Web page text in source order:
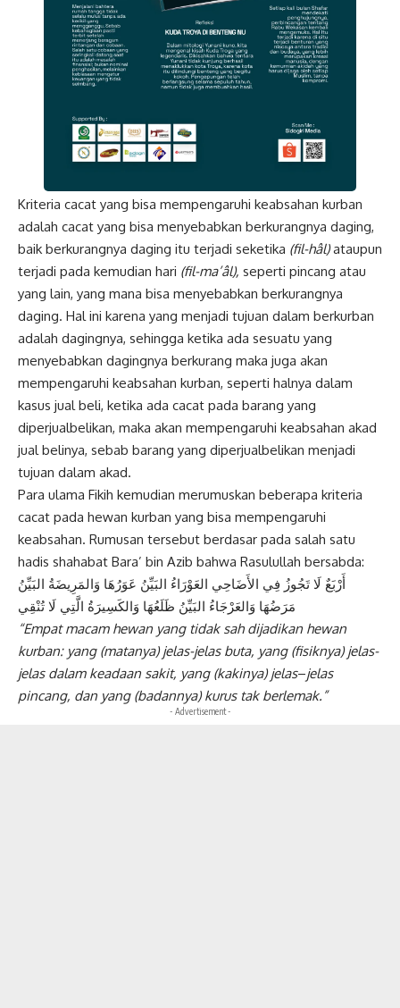
Kriteria cacat yang bisa mempengaruhi keabsahan kurban
adalah cacat yang bisa menyebabkan berkurangnya daging,
baik berkurangnya daging itu terjadi seketika (fil-hâl)ataupun
terjadi pada kemudian hari (fil-ma’âl), seperti pincang atau
yang lain, yang mana bisa menyebabkan berkurangnya
daging. Hal ini karena yang menjadi tujuan dalam berkurban
adalah dagingnya, sehingga ketika ada sesuatu yang
menyebabkan dagingnya berkurang maka juga akan
mempengaruhi keabsahan kurban, seperti halnya dalam
kasus jual beli, ketika ada cacat pada barang yang
diperjualbelikan, maka akan mempengaruhi keabsahan akad
jual belinya, sebab barang yang diperjualbelikan menjadi
tujuan dalam akad.
Para ulama Fikih kemudian merumuskan beberapa kriteria
cacat pada hewan kurban yang bisa mempengaruhi
keabsahan. Rumusan tersebut berdasar pada salah satu
hadis shahabat Bara’ bin Azib bahwa Rasulullah bersabda:
أَرْبَعٌ لَا تَجُوزُ فِي الأَضَاحِي العَوْرَاءُ البَيِّنُ عَوَرُهَا وَالمَرِيضَةُ البَيِّنُ
مَرَضُهَا وَالعَرْجَاءُ البَيِّنُ ظَلَعُهَا وَالكَسِيرَةُ الَّتِي لَا تُنْقِي
“Empat macam hewan yang tidak sah dijadikan hewan
kurban: yang (matanya) jelas-jelas buta, yang (fisiknya) jelas-
jelas dalam keadaan sakit, yang (kakinya) jelas–jelas
pincang, dan yang (badannya) kurus tak berlemak.”
- Advertisement -